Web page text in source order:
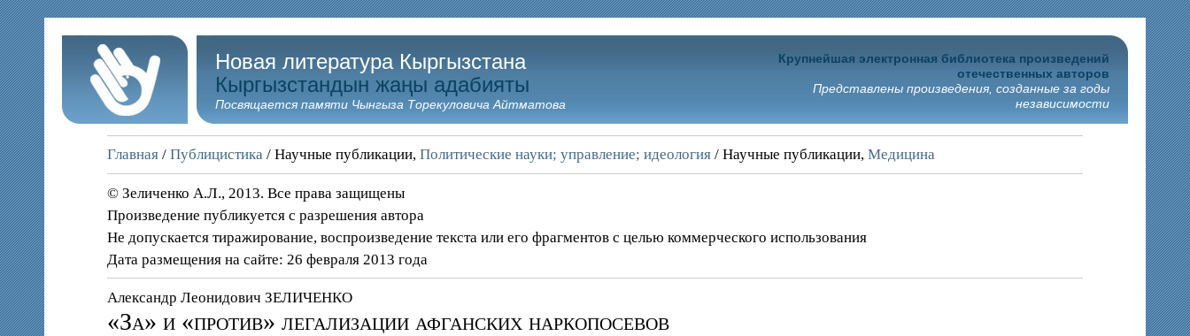
Новая литература Кыргызстана
Кыргызстандын жаңы адабияты
Посвящается памяти Чынгыза Торекуловича Айтматова
Крупнейшая электронная библиотека произведений
отечественных авторов
Представлены произведения, созданные за годы
независимости
Главная /Публицистика / Научные публикации,Политические науки; управление; идеология / Научные публикации,Медицина
© Зеличенко А.Л., 2013. Все права защищены
Произведение публикуется с разрешения автора
Не допускается тиражирование, воспроизведение текста или его фрагментов с целью коммерческого использования
Дата размещения на сайте: 26 февраля 2013 года
Александр Леонидович ЗЕЛИЧЕНКО
«За» и «против» легализации афганских наркопосевов